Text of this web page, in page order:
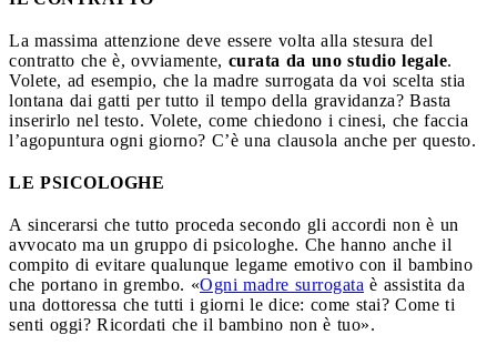
La massima attenzione deve essere volta alla stesura del
contratto che è, ovviamente, curata da uno studio legale.
Volete, ad esempio, che la madre surrogata da voi scelta stia
lontana dai gatti per tutto il tempo della gravidanza? Basta
inserirlo nel testo. Volete, come chiedono i cinesi, che faccia
l’agopuntura ogni giorno? C’è una clausola anche per questo.
LE PSICOLOGHE
A sincerarsi che tutto proceda secondo gli accordi non è un
avvocato ma un gruppo di psicologhe. Che hanno anche il
compito di evitare qualunque legame emotivo con il bambino
che portano in grembo. «Ogni madre surrogata è assistita da
una dottoressa che tutti i giorni le dice: come stai? Come ti
senti oggi? Ricordati che il bambino non è tuo».